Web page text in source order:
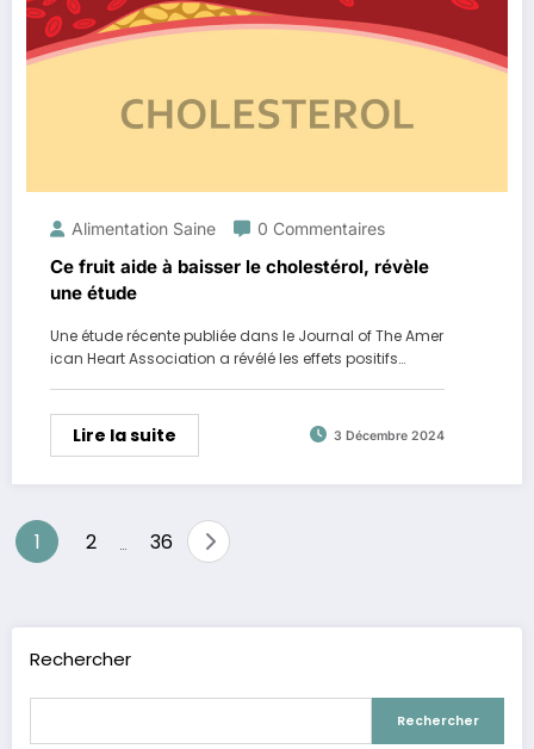
Alimentation Saine 0 Commentaires
Ce fruit aide à baisser le cholestérol, révèle
une étude
Une étude récente publiée dans le Journal of The Amer
ican Heart Association a révélé les effets positifs…
Lire la suite 3 Décembre 2024
Pagination
1 2 36
Rechercher
Rechercher